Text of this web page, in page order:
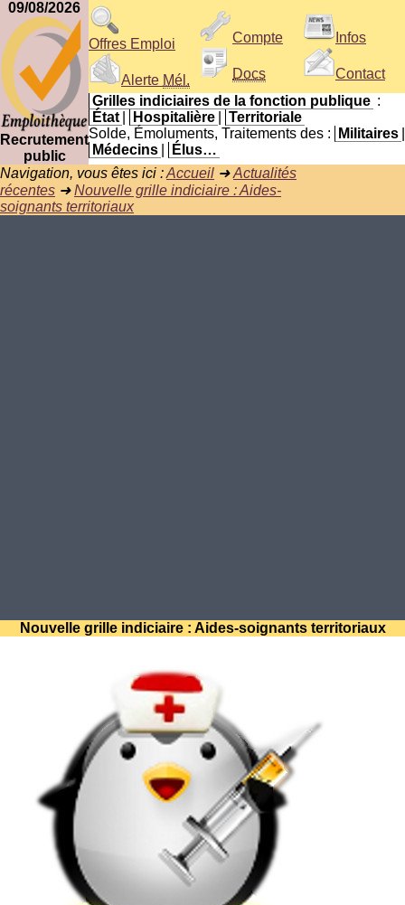
09/08/2026
Recrutement
public
Offres Emploi
Alerte Mél.
Compte
Docs
Infos
Contact
Grilles indiciaires de la fonction publique :
État
Hospitalière
Territoriale
Solde, Émoluments, Traitements des :
Militaires
Médecins
Élus…
Navigation, vous êtes ici :Accueil ➜Actualités
récentes ➜Nouvelle grille indiciaire : Aides-
soignants territoriaux
Nouvelle grille indiciaire : Aides-soignants territoriaux